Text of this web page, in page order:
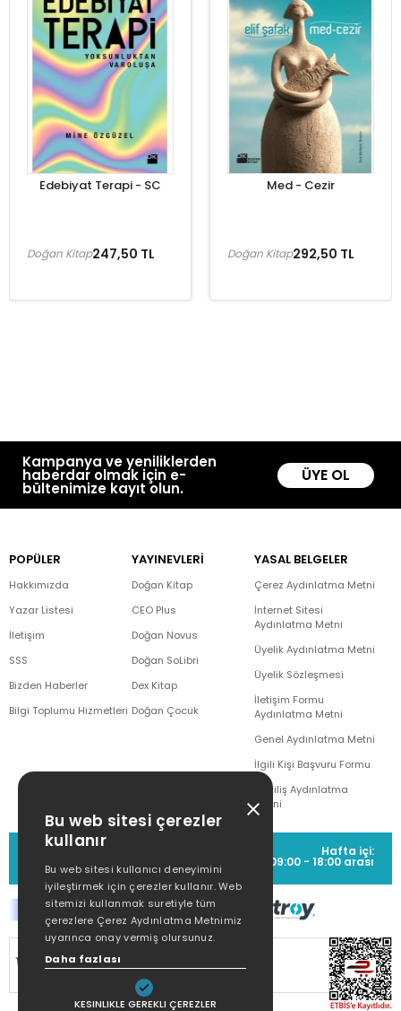
Edebiyat Terapi - SC
247,50 TL
Doğan Kitap
Med - Cezir
292,50 TL
Doğan Kitap
Kampanya ve yeniliklerden
haberdar olmak için e-
bültenimize kayıt olun.
ÜYE OL
POPÜLER
Hakkımızda
Yazar Listesi
İletişim
SSS
Bizden Haberler
Bilgi Toplumu Hizmetleri
YAYINEVLERİ
Doğan Kitap
CEO Plus
Doğan Novus
Doğan SoLibri
Dex Kitap
Doğan Çocuk
YASAL BELGELER
Çerez Aydınlatma Metni
İnternet Sitesi
Aydınlatma Metni
Üyelik Aydınlatma Metni
Üyelik Sözleşmesi
İletişim Formu
Aydınlatma Metni
Genel Aydınlatma Metni
İlgili Kişi Başvuru Formu
Çekiliş Aydınlatma
Metni
MÜŞTERİ HİZMETLERİ
(0212) 373 77 00
Hafta içi:
09:00 - 18:00 arası
SİTEMİZ
KORUNMAKTADIR.
Bu web sitesi çerezler
kullanır
Bu web sitesi kullanıcı deneyimini
iyileştirmek için çerezler kullanır. Web
sitemizi kullanmak suretiyle tüm
çerezlere Çerez Aydınlatma Metnimiz
uyarınca onay vermiş olursunuz.
Daha fazlası
KESINLIKLE GEREKLI ÇEREZLER